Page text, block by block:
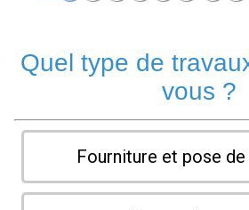
Quel type de
vous ?
Fourniture et pose